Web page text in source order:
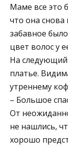
Маме все это
что она снова
забавное
цвет волос у
На
платье.
утреннему
– Большое
От
не нашлись,
хорошо